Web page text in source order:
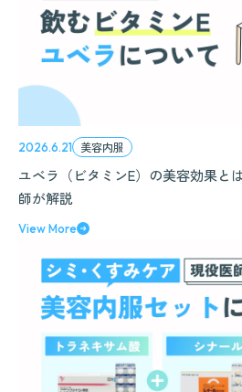
2026.6.21 美容内服
ユベラ（ビタミンE）の美容効果と
師が解説
View More